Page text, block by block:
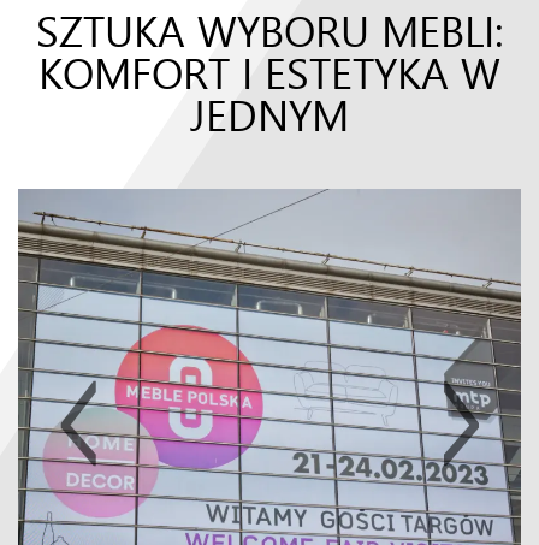
SZTUKA WYBORU MEBLI:
KOMFORT I ESTETYKA W
JEDNYM